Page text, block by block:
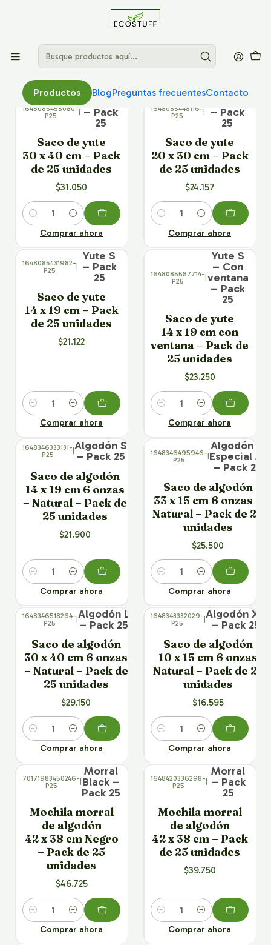
Productos BlogPreguntas frecuentesContacto
Sin categorizar
Filtros
1648085458080-
P25
Yute L
– Pack
25
Saco de yute
30 x 40 cm – Pack
de 25 unidades
$31.050
Cantidad
Comprar ahora
1648085448116-
P25
– Pack
25
Saco de yute
20 x 30 cm – Pack
de 25 unidades
$24.157
Cantidad
Comprar ahora
× 25
1648085431982-
P25
Yute S
– Pack
25
Saco de yute
14 x 19 cm – Pack
de 25 unidades
$21.122
Cantidad
Comprar ahora
× 25
1648085587714-
P25
Yute S
– Con
ventana
– Pack
25
Saco de yute
14 x 19 cm con
ventana – Pack de
25 unidades
$23.250
Cantidad
Comprar ahora
× 25
1648346333131-
P25
Algodón S
– Pack 25
Saco de algodón
14 x 19 cm 6 onzas
– Natural – Pack de
25 unidades
$21.900
Cantidad
Comprar ahora
× 25
1648346495946-
P25
Algodón –
Especial M
– Pack 25
Saco de algodón
33 x 15 cm 6 onzas –
Natural – Pack de 25
unidades
$25.500
Cantidad
Comprar ahora
× 25
1648346518264-
P25
Algodón L
– Pack 25
Saco de algodón
30 x 40 cm 6 onzas
– Natural – Pack de
25 unidades
$29.150
Cantidad
Comprar ahora
× 25
1648343332029-
P25
Algodón XS
– Pack 25
Saco de algodón
10 x 15 cm 6 onzas
Natural – Pack de 25
unidades
$16.595
Cantidad
Comprar ahora
× 25
70171983450246-
P25
Morral
Black –
Pack 25
Mochila morral
de algodón
42 x 38 cm Negro
– Pack de 25
unidades
$46.725
Cantidad
Comprar ahora
× 25
1648420336298-
P25
Morral
– Pack
25
Mochila morral
de algodón
42 x 38 cm – Pack
de 25 unidades
$39.750
Cantidad
Comprar ahora
× 25 × 25